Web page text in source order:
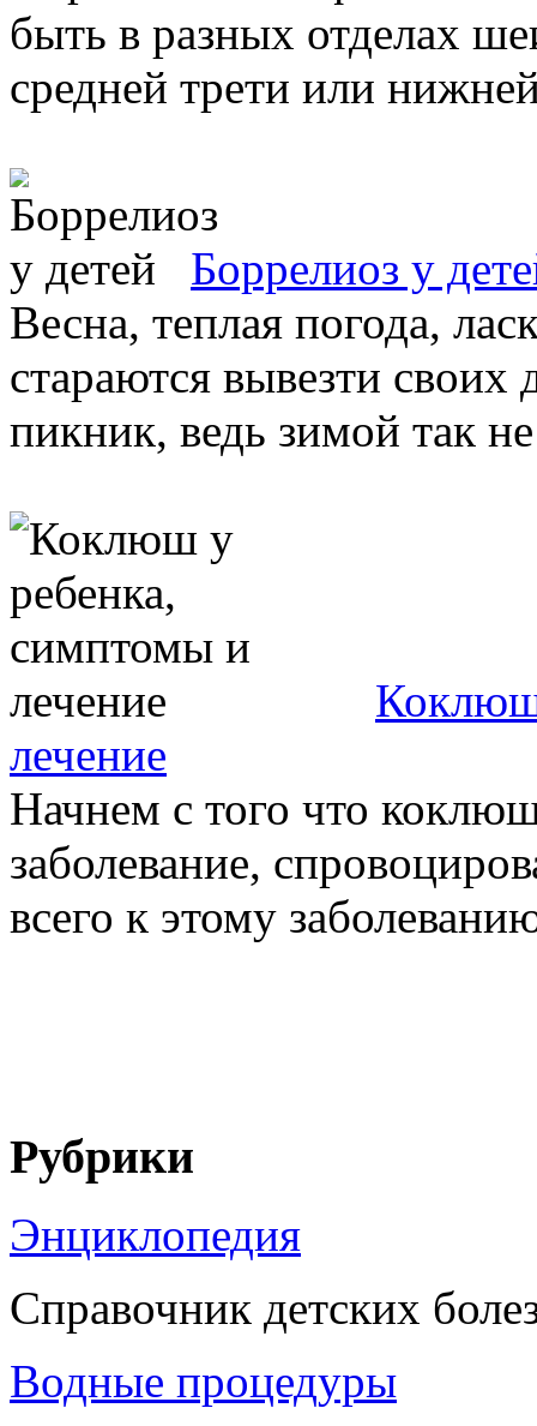
быть в разных отделах
средней трети или
Боррелиоз у
Весна, теплая погода,
стараются вывезти своих
пикник, ведь зимой так
лечение
Начнем с того что
заболевание,
всего к этому
Рубрики
Энциклопедия
Справочник детских
Водные процедуры